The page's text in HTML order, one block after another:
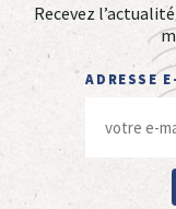
Recevez
ADRESSE